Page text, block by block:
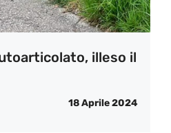
illeso il
18 Aprile 2024